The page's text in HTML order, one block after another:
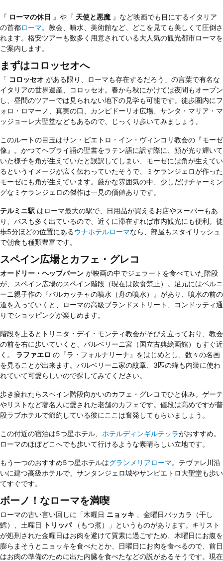
『 ローマの休日 』や『 天使と悪魔 』など映画でも目にするイタリア
の首都ローマ。教会、噴水、美術館など、どこを見ても美しくて圧倒さ
れます。格安ツアーも数多く用意されている大人気の観光都市ローマを
ご案内します。
まずはコロッセオへ
「 コロッセオ がある限り、ローマも存在するだろう」の言葉で有名な
イタリアの世界遺産、コロッセオ。春から秋にかけては夜間もオープン
し、昼間のツアーでは見られない地下の見学も可能です。徒歩圏内にフ
ォロ・ロマーノ、真実の口、カンピドーリオ広場、サンタ・マリア・マ
ッジョーレ大聖堂などもあるので、じっくり歩いてみましょう。
このルートの目玉はサン・ピエトロ・イン・ヴィンコリ教会の『モーゼ
像』。かつてヘブライ語の聖書をラテン語に訳す際に、顔が光り輝いて
いた様子を角が生えていたと誤訳してしまい、モーゼには角が生えてい
るというイメージが広く伝わっていたそうで、ミケランジェロが作った
モーゼにも角が生えています。厳かな雰囲気の中、少しだけチャーミン
グなミケランジェロの傑作は一見の価値ありです。
テルミニ駅 はローマ最大の駅で、日用品が買えるお店やスーパーもあ
り、バスも多く出ているので、近くに滞在すれば市内観光にも便利。徒
歩5分ほどの位置にあるウナホテルローマなら、部屋もスタイリッシュ
で朝食も種類豊富です。
スペイン広場とカフェ・グレコ
オードリー・ヘップバーン が映画の中でジェラートを食べていた階段
が、スペイン広場のスペイン階段（現在は飲食禁止）。足元にはベルニ
ーニ親子作の『バルカッチャの噴水（舟の噴水）』があり、噴水の前の
道を入っていくと、ローマの高級ブランドストリート、コンドッティ通
りでショッピングが楽しめます。
階段を上るとトリニタ・デイ・モンティ教会がそびえ立っており、教会
の前を右に歩いていくと、バルベリーニ宮（国立古典絵画館）もすぐ近
く。 ラファエロ の『ラ・フォルナリーナ』をはじめとし、数々の名画
を見ることが出来ます。バルベリーニ家の紋章、3匹の蜂も内装に使わ
れていて可愛らしいので探してみてください。
歩き疲れたらスペイン階段向かいのカフェ・グレコでひと休み。ゲーテ
やリストなど著名人に愛された老舗のカフェです。値段は高めですが普
段ラブホテルで節約している彼にここは奮発してもらいましょう。
この付近の宿泊は5つ星ホテル、 ホテルディンギルテッラがおすすめ。
ローマのほぼどこへでも歩いて行けるような素晴らしい立地です。
もう一つのおすすめ5つ星ホテルはグランメリアローマ。テヴァレ川沿
いに建つ高級ホテルで、サンタンジェロ城やサンピエトロ大聖堂も歩い
てすぐです。
ボーノ！なローマを満喫
ローマの古い言い回しに「木曜日 ニョッキ 、金曜日バッカラ（干し
鱈）、土曜日
トリッパ（もつ煮）」というものがあります。キリスト
が処刑された金曜日はお肉を避けて質素に過ごすため、木曜日にお腹を
膨らまそうとニョッキを食べたとか、日曜日にお肉を食べるので、前日
はお肉の準備のために出た内臓を食べたなどの説があるそうです。現在